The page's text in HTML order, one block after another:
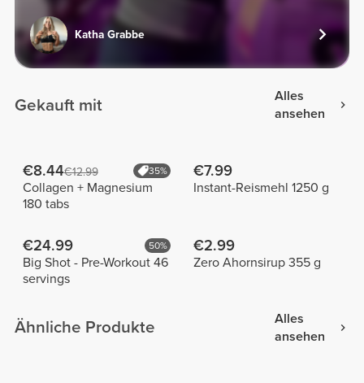
Katha Grabbe
Gekauft mit
Alles
ansehen
€8.44€12.99 35%
Collagen + Magnesium
180 tabs
€7.99
Instant-Reismehl 1250 g
€24.99 50%
Big Shot - Pre-Workout 46
servings
€2.99
Zero Ahornsirup 355 g
Ähnliche Produkte
Alles
ansehen